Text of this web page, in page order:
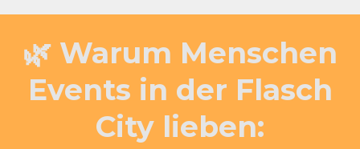
🌿 Warum Menschen
Events in der Flasch
City lieben: